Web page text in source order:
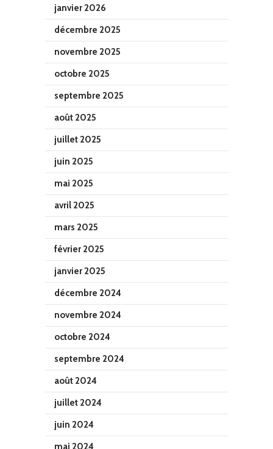
janvier 2026
décembre 2025
novembre 2025
octobre 2025
septembre 2025
août 2025
juillet 2025
juin 2025
mai 2025
avril 2025
mars 2025
février 2025
janvier 2025
décembre 2024
novembre 2024
octobre 2024
septembre 2024
août 2024
juillet 2024
juin 2024
mai 2024